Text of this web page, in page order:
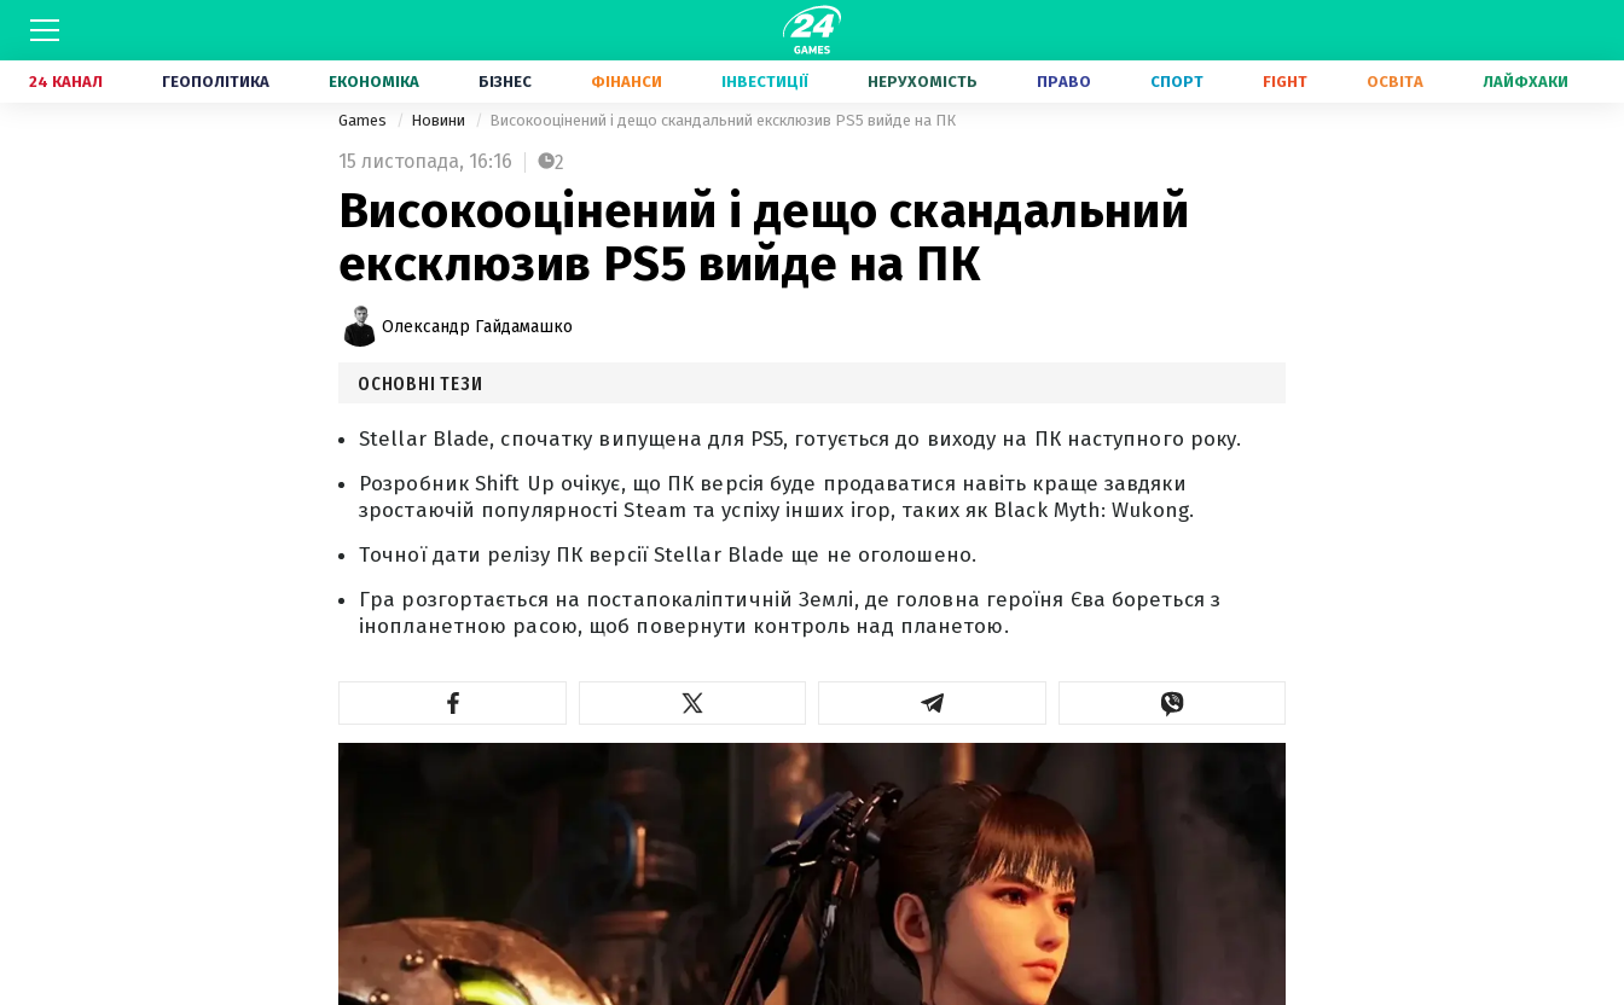
24 КАНАЛ ГЕОПОЛІТИКА ЕКОНОМІКА БІЗНЕС ФІНАНСИ ІНВЕСТИЦІЇ НЕРУХОМІСТЬ ПРАВО СПОРТ FIGHT ОСВІТА ЛАЙФХАКИ
Games Новини Високооцінений і дещо скандальний ексклюзив PS5 вийде на ПК
15 листопада, 16:16 2
Високооцінений і дещо скандальний
ексклюзив PS5 вийде на ПК
Олександр Гайдамашко
ОСНОВНІ ТЕЗИ
Stellar Blade, спочатку випущена для PS5, готується до виходу на ПК наступного року.
Розробник Shift Up очікує, що ПК версія буде продаватися навіть краще завдяки
зростаючій популярності Steam та успіху інших ігор, таких як Black Myth: Wukong.
Точної дати релізу ПК версії Stellar Blade ще не оголошено.
Гра розгортається на постапокаліптичній Землі, де головна героїня Єва бореться з
інопланетною расою, щоб повернути контроль над планетою.